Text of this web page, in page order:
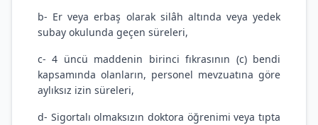
b- Er veya erbaş olarak silâh altında veya yedek
subay okulunda geçen süreleri,
c- 4 üncü maddenin birinci fıkrasının (c) bendi
kapsamında olanların, personel mevzuatına göre
aylıksız izin süreleri,
d- Sigortalı olmaksızın doktora öğrenimi veya tıpta